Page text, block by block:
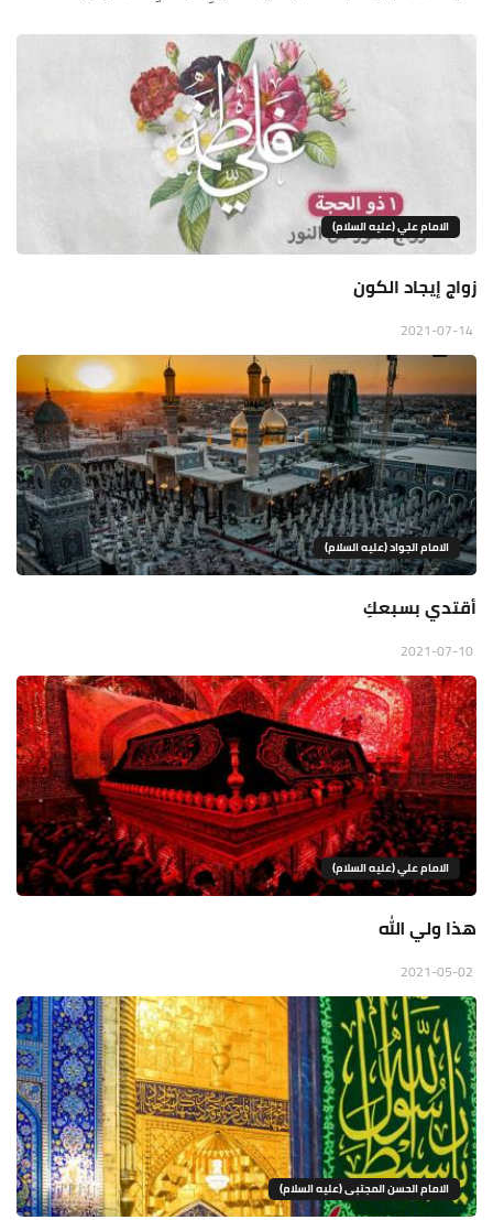
الامام علي (عليه السلام)
زواج إيجاد الكون
الامام الجواد (عليه السلام)
أقتدي بسبعكِ
الامام علي (عليه السلام)
هذا ولي الله
الامام الحسن المجتبى (عليه السلام)